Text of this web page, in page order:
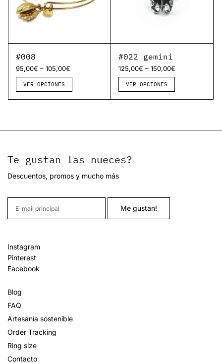
#008
95,00€ – 105,00€
VER OPCIONES
#022 gemini
125,00€ – 150,00€
VER OPCIONES
Te gustan las nueces?
Descuentos, promos y mucho más
Instagram
Pinterest
Facebook
Blog
FAQ
Artesanía sostenible
Order Tracking
Ring size
Contacto